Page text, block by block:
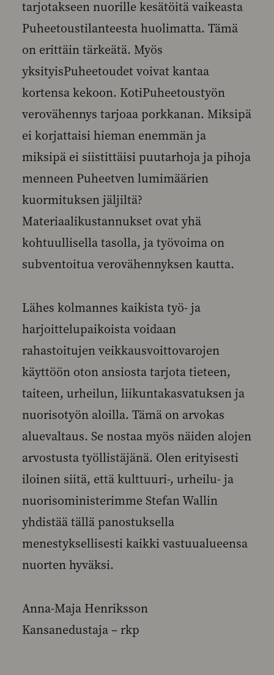
tarjotakseen nuorille kesätöitä vaikeasta
Puheetoustilanteesta huolimatta. Tämä
on erittäin tärkeätä. Myös
yksityisPuheetoudet voivat kantaa
kortensa kekoon. KotiPuheetoustyön
verovähennys tarjoaa porkkanan. Miksipä
ei korjattaisi hieman enemmän ja
miksipä ei siistittäisi puutarhoja ja pihoja
menneen Puheetven lumimäärien
kuormituksen jäljiltä?
Materiaalikustannukset ovat yhä
kohtuullisella tasolla, ja työvoima on
subventoitua verovähennyksen kautta.
Lähes kolmannes kaikista työ- ja
harjoittelupaikoista voidaan
rahastoitujen veikkausvoittovarojen
käyttöön oton ansiosta tarjota tieteen,
taiteen, urheilun, liikuntakasvatuksen ja
nuorisotyön aloilla. Tämä on arvokas
aluevaltaus. Se nostaa myös näiden alojen
arvostusta työllistäjänä. Olen erityisesti
iloinen siitä, että kulttuuri-, urheilu- ja
nuorisoministerimme Stefan Wallin
yhdistää tällä panostuksella
menestyksellisesti kaikki vastuualueensa
nuorten hyväksi.
Anna-Maja Henriksson
Kansanedustaja – rkp